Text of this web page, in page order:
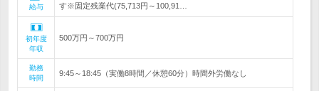
給与
す※固定残業代(75,713円～100,91…
初年度
年収
500万円～700万円
勤務
時間
9:45～18:45（実働8時間／休憩60分）時間外労働なし